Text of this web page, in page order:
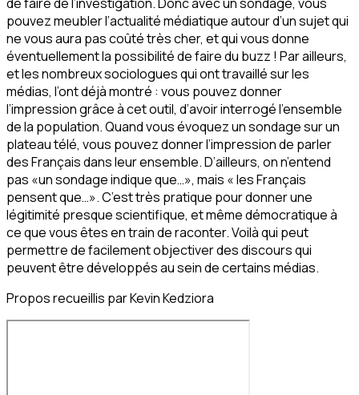
pouvez meubler l’actualité médiatique autour d’un sujet qui
ne vous aura pas coûté très cher, et qui vous donne
éventuellement la possibilité de faire du buzz ! Par ailleurs,
et les nombreux sociologues qui ont travaillé sur les
médias, l’ont déjà montré : vous pouvez donner
l’impression grâce à cet outil, d’avoir interrogé l’ensemble
de la population. Quand vous évoquez un sondage sur un
plateau télé, vous pouvez donner l’impression de parler
des Français dans leur ensemble. D’ailleurs, on n’entend
pas «un sondage indique que…», mais « les Français
pensent que…». C’est très pratique pour donner une
légitimité presque scientifique, et même démocratique à
ce que vous êtes en train de raconter. Voilà qui peut
permettre de facilement objectiver des discours qui
peuvent être développés au sein de certains médias.
Propos recueillis par Kevin Kedziora